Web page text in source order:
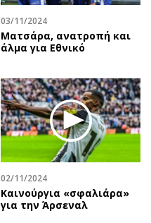
03/11/2024
Ματσάρα, ανατροπή και
άλμα για Εθνικό
02/11/2024
Καινούργια «σφαλιάρα»
για την Άρσεναλ